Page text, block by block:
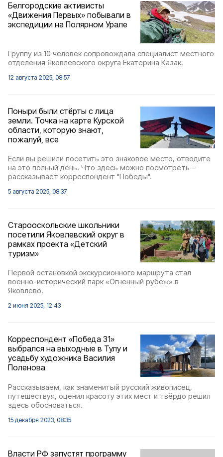
Белгородские активисты
«Движения Первых» побывали в
экспедиции на Полярном Урале
Группу из 10 человек сопровождала специалист местного
отделения Яковлевского округа Екатерина Казак.
12 августа 2025, 08:57
Поныри были стёрты с лица
земли. Точка на карте Курской
области, которую знают,
пожалуй, все
Если вы решили посетить это знаковое место, отводите
на это полный день. Что здесь можно посмотреть –
рассказывает корреспондент "Победы".
5 августа 2025, 08:37
Старооскольские школьники
посетили Яковлевский округ в
рамках проекта «Детский
туризм»
Первой остановкой экскурсионного маршрута стал
военно-исторический парк «Огненный рубеж» в
Яковлево.
2 июня 2025, 12:43
Корреспондент «Победа 31»
выбрался на выходные в Тулу и
усадьбу художника Василия
Поленова
Рассказываем, как знаменитый русский живописец,
путешествуя, оценил красоту этих мест и твёрдо решил
здесь обосноваться.
15 декабря 2023, 08:35
Власти РФ запустят программу